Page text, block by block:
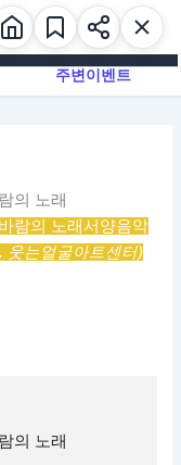
주변이벤트
의 노래
람의 노래서양음악
웃는얼굴아트센터)
의 노래